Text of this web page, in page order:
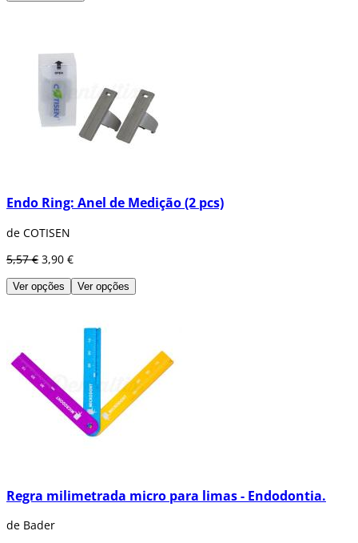
Endo Ring: Anel de Medição (2 pcs)
de COTISEN
5,57 € 3,90 €
Ver opções Ver opções
Regra milimetrada micro para limas - Endodontia.
de Bader